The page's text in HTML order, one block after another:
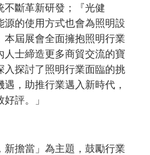
不斷革新研發；『光健
源的使用方式也會為照明設
本屆展會全面擁抱照明行業
人士締造更多商貿交流的寶
入探討了照明行業面臨的挑
，助推行業邁入新時代，
評。」
新擔當」為主題，鼓勵行業